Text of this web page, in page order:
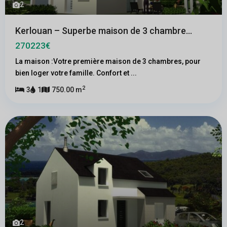
2
Kerlouan – Superbe maison de 3 chambre...
270223€
La maison :Votre première maison de 3 chambres, pour
bien loger votre famille. Confort et ...
3 1 750.00 m2
2